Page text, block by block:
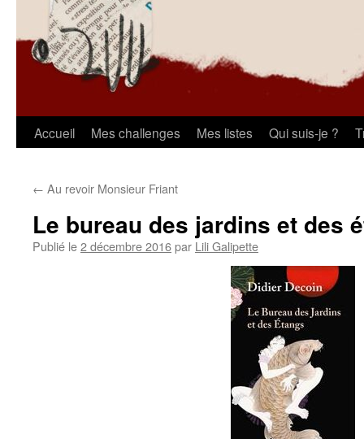
Aller
contenu
Accueil Mes challenges Mes listes Qui suis-je ?
← Au revoir Monsieur Friant
Le bureau des jardins et des
Publié le2 décembre 2016par Lili Galipette